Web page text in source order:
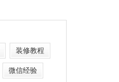
装修教程
微信经验